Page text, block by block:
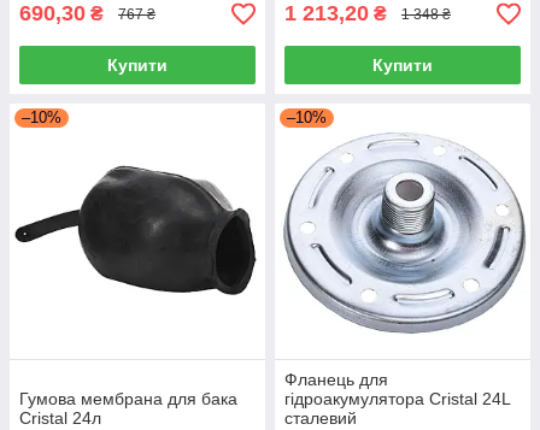
690,30 ₴ 767 ₴
Купити
1 213,20 ₴ 1 348 ₴
Купити
–10%
Гумова мембрана для бака
Сristal 24л
–10%
Фланець для
гідроакумулятора Cristal 24L
сталевий